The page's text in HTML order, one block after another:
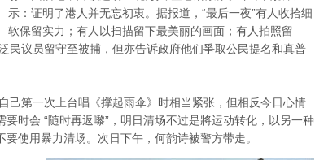
示：证明了港人并无忘初衷。据报道，“最后一夜”有人收拾细
软保留实力；有人以扫描留下最美丽的画面；有人拍照留
民议员留守至被捕，但亦告诉政府他们爭取公民提名和真普
己第一次上台唱《撑起雨伞》时相当紧张，但相反今日心情
时会 “随时再返嚟”，明日清场不过是將运动转化，以另一种
使用暴力清场。次日下午，何韵诗被警方带走。